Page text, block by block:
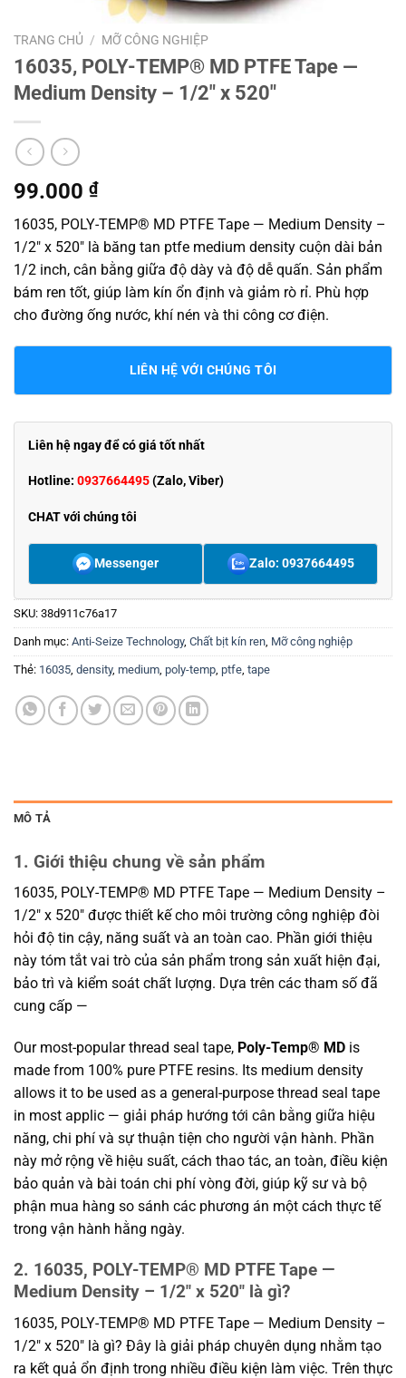
TRANG CHỦ / MỠ CÔNG NGHIỆP
16035, POLY-TEMP® MD PTFE Tape —
Medium Density – 1/2″ x 520″
99.000 ₫
16035, POLY-TEMP® MD PTFE Tape — Medium Density –
1/2″ x 520″ là băng tan ptfe medium density cuộn dài bản
1/2 inch, cân bằng giữa độ dày và độ dễ quấn. Sản phẩm
bám ren tốt, giúp làm kín ổn định và giảm rò rỉ. Phù hợp
cho đường ống nước, khí nén và thi công cơ điện.
LIÊN HỆ VỚI CHÚNG TÔI
Liên hệ ngay để có giá tốt nhất
Hotline: 0937664495(Zalo, Viber)
CHAT với chúng tôi
Messenger Zalo: 0937664495
SKU: 38d911c76a17
Danh mục: Anti-Seize Technology, Chất bịt kín ren Mỡ công nghiệp
Thẻ: 16035 density, medium poly-temp ptfe tape
MÔ TẢ
1. Giới thiệu chung về sản phẩm
16035, POLY-TEMP® MD PTFE Tape — Medium Density –
1/2″ x 520″ được thiết kế cho môi trường công nghiệp đòi
hỏi độ tin cậy, năng suất và an toàn cao. Phần giới thiệu
này tóm tắt vai trò của sản phẩm trong sản xuất hiện đại,
bảo trì và kiểm soát chất lượng. Dựa trên các tham số đã
cung cấp —
Our most-popular thread seal tape, Poly-Temp® MD is
made from 100% pure PTFE resins. Its medium density
allows it to be used as a general-purpose thread seal tape
in most applic — giải pháp hướng tới cân bằng giữa hiệu
năng, chi phí và sự thuận tiện cho người vận hành. Phần
này mở rộng về hiệu suất, cách thao tác, an toàn, điều kiện
bảo quản và bài toán chi phí vòng đời, giúp kỹ sư và bộ
phận mua hàng so sánh các phương án một cách thực tế
trong vận hành hằng ngày.
2. 16035, POLY-TEMP® MD PTFE Tape —
Medium Density – 1/2″ x 520″ là gì?
16035, POLY-TEMP® MD PTFE Tape — Medium Density –
1/2″ x 520″ là gì? Đây là giải pháp chuyên dụng nhằm tạo
ra kết quả ổn định trong nhiều điều kiện làm việc. Trên thực